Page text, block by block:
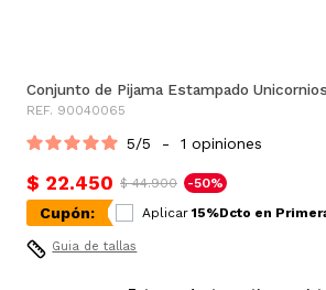
Conjunto de Pijama Estampado
REF. 90040065
5/5 - 1 opiniones
$ 22.450 $ 44.900 -50%
Cupón: Aplicar 15%Dcto en
Guia de tallas